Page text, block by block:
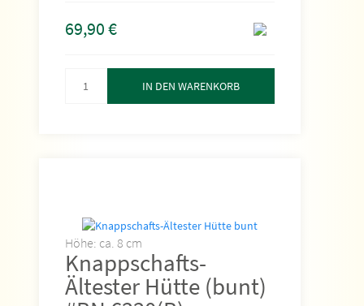
69,90€
IN DEN WARENKORB
Höhe: ca. 8 cm
Knappschafts-
Ältester Hütte (bunt)